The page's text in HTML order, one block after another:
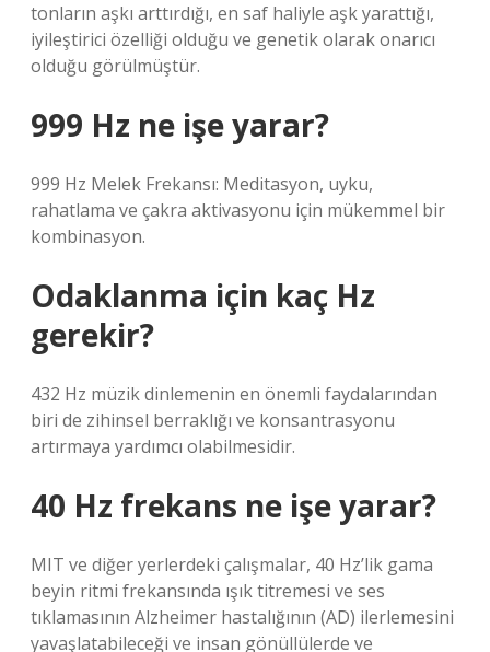
tonların aşkı arttırdığı, en saf haliyle aşk yarattığı,
iyileştirici özelliği olduğu ve genetik olarak onarıcı
olduğu görülmüştür.
999 Hz ne işe yarar?
999 Hz Melek Frekansı: Meditasyon, uyku,
rahatlama ve çakra aktivasyonu için mükemmel bir
kombinasyon.
Odaklanma için kaç Hz
gerekir?
432 Hz müzik dinlemenin en önemli faydalarından
biri de zihinsel berraklığı ve konsantrasyonu
artırmaya yardımcı olabilmesidir.
40 Hz frekans ne işe yarar?
MIT ve diğer yerlerdeki çalışmalar, 40 Hz’lik gama
beyin ritmi frekansında ışık titremesi ve ses
tıklamasının Alzheimer hastalığının (AD) ilerlemesini
yavaşlatabileceği ve insan gönüllülerde ve